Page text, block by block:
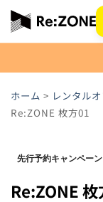
ホーム > レンタル
Re:ZONE 枚方01
先行予約キャンペーン
Re:ZONE